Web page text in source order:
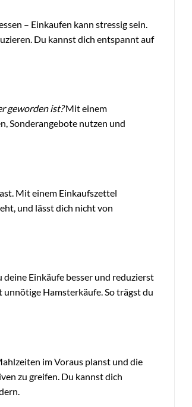
– Einkaufen kann stressig sein.
Du kannst dich entspannt auf
geworden ist?Mit einem
Sonderangebote nutzen und
Mit einem Einkaufszettel
und lässt dich nicht von
Einkäufe besser und reduzierst
Hamsterkäufe. So trägst du
im Voraus planst und die
zu greifen. Du kannst dich